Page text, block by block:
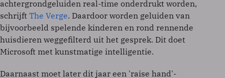
achtergrondgeluiden real-time onderdrukt worden,
schrijft The Verge. Daardoor worden geluiden van
bijvoorbeeld spelende kinderen en rond rennende
huisdieren weggefilterd uit het gesprek. Dit doet
Microsoft met kunstmatige intelligentie.
Daarnaast moet later dit jaar een 'raise hand'-